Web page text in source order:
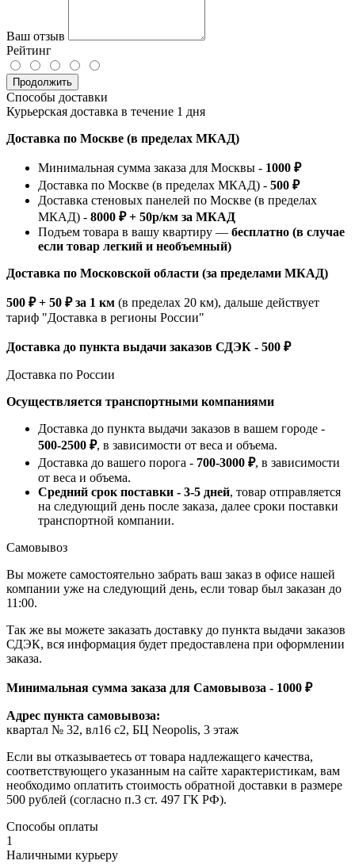
Ваш отзыв
Рейтинг
Продолжить
Способы доставки
Курьерская доставка в течение 1 дня
Доставка по Москве (в пределах МКАД)
Минимальная сумма заказа для Москвы - 1000 ₽
Доставка по Москве (в пределах МКАД) - 500 ₽
Доставка стеновых панелей по Москве (в пределах
МКАД) - 8000 ₽ + 50р/км за МКАД
Подъем товара в вашу квартиру — бесплатно (в случае
если товар легкий и необъемный)
Доставка по Московской области (за пределами МКАД)
500 ₽ + 50 ₽ за 1 км (в пределах 20 км), дальше действует
тариф "Доставка в регионы России"
Доставка до пункта выдачи заказов СДЭК - 500 ₽
Доставка по России
Осуществляется транспортными компаниями
Доставка до пункта выдачи заказов в вашем городе -
500-2500 ₽, в зависимости от веса и объема.
Доставка до вашего порога - 700-3000 ₽, в зависимости
от веса и объема.
Средний срок поставки - 3-5 дней, товар отправляется
на следующий день после заказа, далее сроки поставки
транспортной компании.
Самовывоз
Вы можете самостоятельно забрать ваш заказ в офисе нашей
компании уже на следующий день, если товар был заказан до
11:00.
Так же вы можете заказать доставку до пункта выдачи заказов
СДЭК, вся информация будет предоставлена при оформлении
заказа.
Минимальная сумма заказа для Самовывоза - 1000 ₽
Адрес пункта самовывоза:
квартал № 32, вл16 с2, БЦ Neopolis, 3 этаж
Если вы отказываетесь от товара надлежащего качества,
соответствующего указанным на сайте характеристикам, вам
необходимо оплатить стоимость обратной доставки в размере
500 рублей (согласно п.3 ст. 497 ГК РФ).
Способы оплаты
1
Наличными курьеру